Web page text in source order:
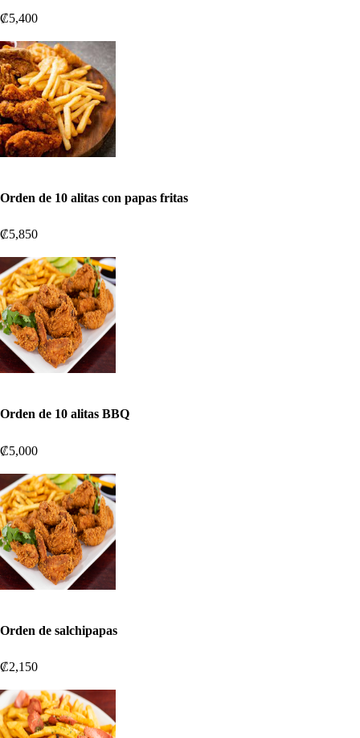
₡5,400
Orden de 10 alitas con papas fritas
₡5,850
Orden de 10 alitas BBQ
₡5,000
Orden de salchipapas
₡2,150